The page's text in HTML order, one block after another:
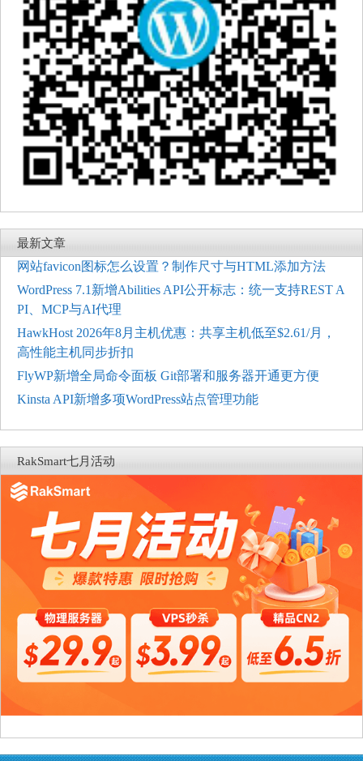
最新文章
网站favicon图标怎么设置？制作尺寸与HTML添加方法
WordPress 7.1新增Abilities API公开标志：统一支持REST A
PI、MCP与AI代理
HawkHost 2026年8月主机优惠：共享主机低至$2.61/月，
高性能主机同步折扣
FlyWP新增全局命令面板 Git部署和服务器开通更方便
Kinsta API新增多项WordPress站点管理功能
RakSmart七月活动